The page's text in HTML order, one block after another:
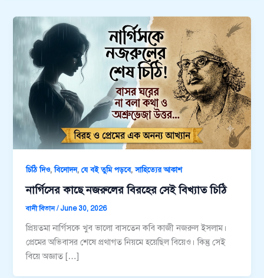
চিঠি দিও,বিনোদন,যে বই তুমি পড়বে,সাহিত্যের আকাশ
নার্গিসের কাছে নজরুলের বিরহের সেই বিখ্যাত চিঠি
বানী বিতান/ June 30, 2026
প্রিয়তমা নার্গিসকে খুব ভালো বাসতেন কবি কাজী নজরুল ইসলাম।
প্রেমের অভিবাসর শেষে প্রথাগত নিয়মে হয়েছিল বিয়েও। কিন্তু সেই
বিয়ে অজ্ঞাত […]